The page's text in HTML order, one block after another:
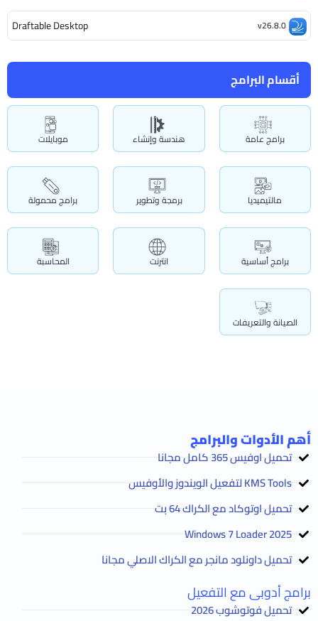
أقسام البرامج
برامج عامة هندسة وإنشاء موبايلات
مالتيميديا برمجة وتطوير برامج محمولة
برامج أساسية انترنت المحاسبة
الصيانة والتعريفات
Draftable Desktop v26.8.0
أهم الأدوات والبرامج
تحميل اوفيس 365 كامل مجانا
KMS Tools لتفعيل الويندوز والأوفيس
تحميل اوتوكاد مع الكراك 64 بت
2025 Windows 7 Loader
تحميل داونلود مانجر مع الكراك الاصلي مجانا
برامج أدوبى مع التفعيل
تحميل فوتوشوب 2026